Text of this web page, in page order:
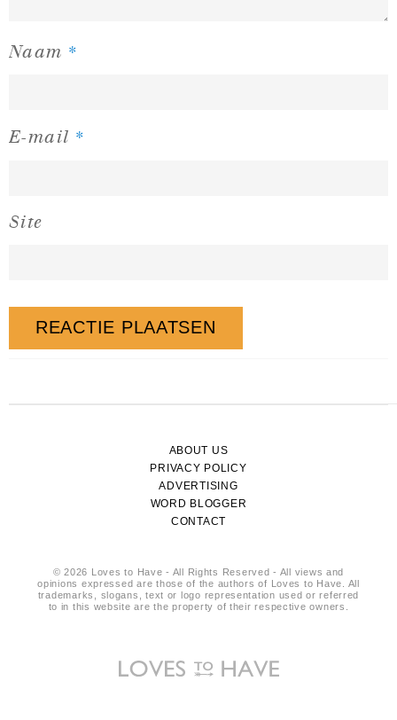
Naam *
E-mail *
Site
ABOUT US
PRIVACY POLICY
ADVERTISING
WORD BLOGGER
CONTACT
© 2026 Loves to Have - All Rights Reserved - All views and
opinions expressed are those of the authors of Loves to Have. All
trademarks, slogans, text or logo representation used or referred
to in this website are the property of their respective owners.